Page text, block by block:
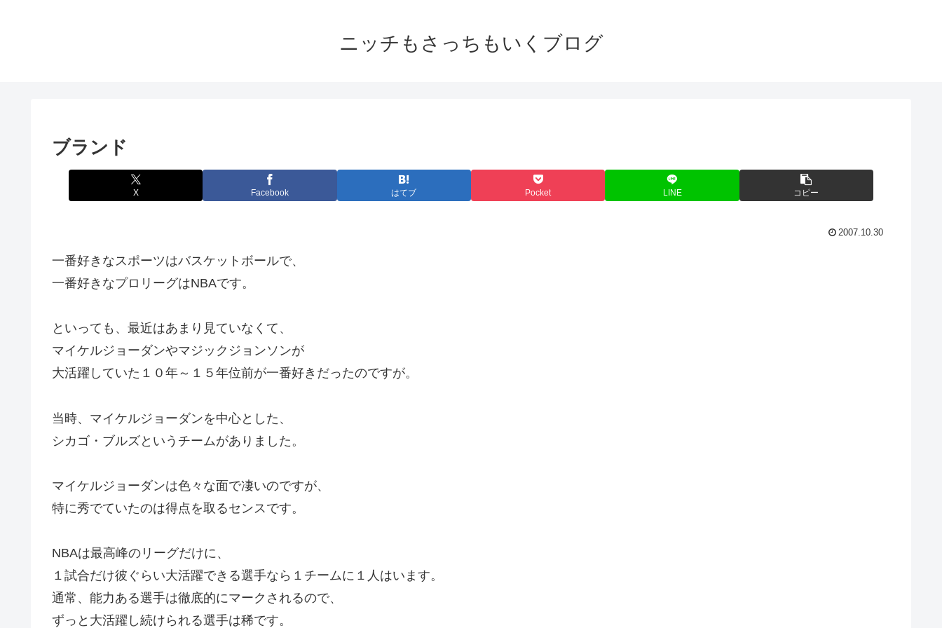
ニッチもさっちもいくブログ
ブランド
X Facebook はてブ Pocket LINE コピー
2007.10.30
一番好きなスポーツはバスケットボールで、
一番好きなプロリーグはNBAです。
といっても、最近はあまり見ていなくて、
マイケルジョーダンやマジックジョンソンが
大活躍していた１０年～１５年位前が一番好きだったのですが。
当時、マイケルジョーダンを中心とした、
シカゴ・ブルズというチームがありました。
マイケルジョーダンは色々な面で凄いのですが、
特に秀でていたのは得点を取るセンスです。
NBAは最高峰のリーグだけに、
１試合だけ彼ぐらい大活躍できる選手なら１チームに１人はいます。
通常、能力ある選手は徹底的にマークされるので、
ずっと大活躍し続けられる選手は稀です。